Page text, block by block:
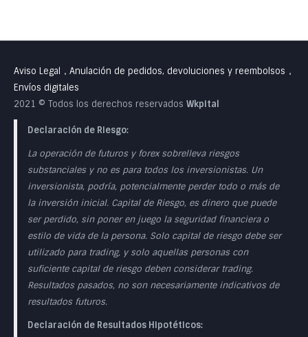
Aviso Legal • Anulación de pedidos, devoluciones y reembolsos •
Envíos digitales
2021 © Todos los derechos reservados Wkpital
Declaración de Riesgo:
La operación de futuros y forex sobrelleva riesgos
substanciales y no es para todos los inversionistas. Un
inversionista, podría, potencialmente perder todo o más de
la inversión inicial. Capital de Riesgo, es dinero que puede
ser perdido, sin poner en juego la seguridad financiera o
estilo de vida de la persona. Solo capital de riesgo debe ser
utilizado para trading, y solo aquellas personas con
suficiente capital de riesgo deben considerar trading.
Resultados pasados, no son necesariamente indicativos de
resultados futuros.
Declaración de Resultados Hipotéticos: